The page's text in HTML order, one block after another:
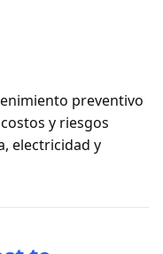
preventivo
y riesgos
electricidad y